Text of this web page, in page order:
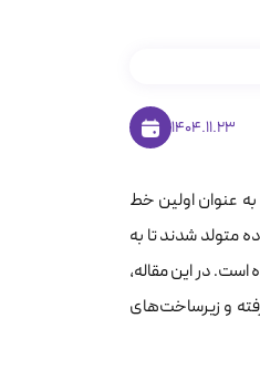
1404.11.23
عنوان اولین خط
که اولین دیوارهای آتش ساده متولد شدند تا به
است. در این مقاله،
و زیرساخت‌های